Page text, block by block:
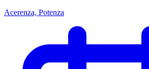
Acerenza, Potenza